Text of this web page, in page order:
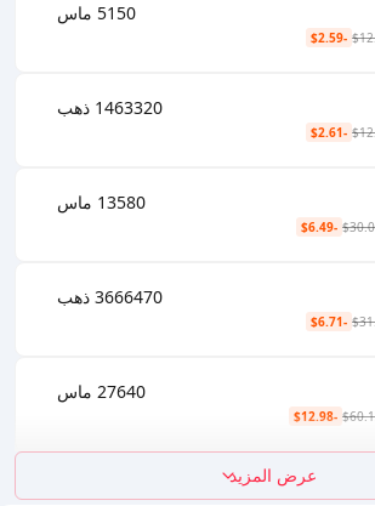
5150 ماس
-$2.59
1463320 ذهب
-$2.61
13580 ماس
-$6.49
3666470 ذهب
-$6.71
27640 ماس
-$12.98
عرض المزيد